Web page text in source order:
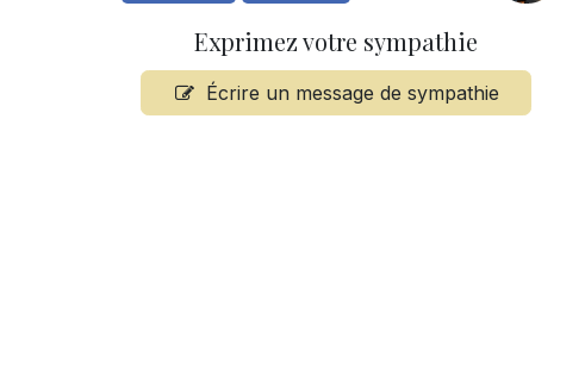
Exprimez votre sympathie
Écrire un message de sympathie